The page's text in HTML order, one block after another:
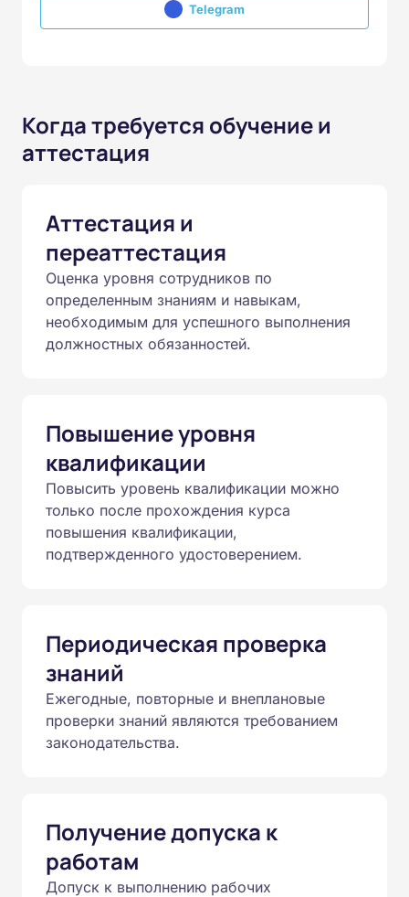
Telegram
Когда требуется обучение и
аттестация
Аттестация и
переаттестация
Оценка уровня сотрудников по
определенным знаниям и навыкам,
необходимым для успешного выполнения
должностных обязанностей.
Повышение уровня
квалификации
Повысить уровень квалификации можно
только после прохождения курса
повышения квалификации,
подтвержденного удостоверением.
Периодическая проверка
знаний
Ежегодные, повторные и внеплановые
проверки знаний являются требованием
законодательства.
Получение допуска к
работам
Допуск к выполнению рабочих